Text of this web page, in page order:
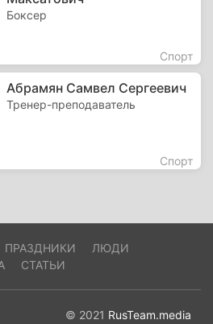
Боксер
Спорт
Абрамян Самвел Сергеевич
Тренер-преподаватель
Спорт
ПРАЗДНИКИ
ЛЮДИ
СТАТЬИ
© 2021 RusTeam.media